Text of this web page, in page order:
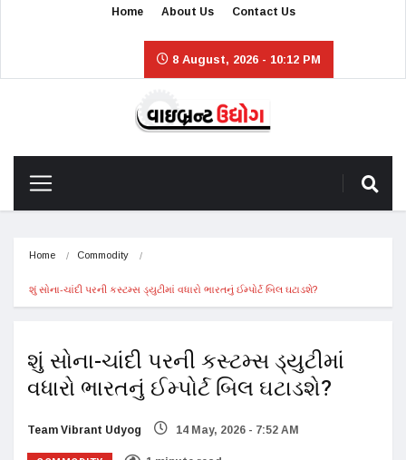
Home About Us Contact Us
8 August, 2026 - 10:12 PM
Home Commodity
શું સોના-ચાંદી પરની કસ્ટમ્સ ડ્યુટીમાં વધારો ભારતનું ઈમ્પોર્ટ બિલ ઘટાડશે?
શું સોના-ચાંદી પરની કસ્ટમ્સ ડ્યુટીમાં
વધારો ભારતનું ઈમ્પોર્ટ બિલ ઘટાડશે?
Team Vibrant Udyog 14 May, 2026 - 7:52 AM